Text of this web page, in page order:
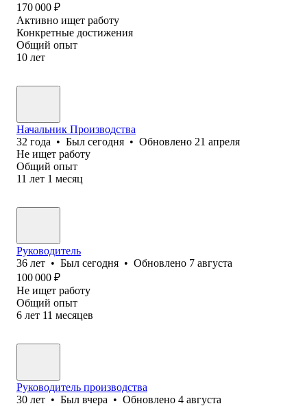
170 000 ₽
Активно ищет работу
Конкретные достижения
Общий опыт
10 лет
Начальник Производства
32 года • Был сегодня • Обновлено 21 апреля
Не ищет работу
Общий опыт
11 лет 1 месяц
Руководитель
36 лет • Был сегодня • Обновлено 7 августа
100 000 ₽
Не ищет работу
Общий опыт
6 лет 11 месяцев
Руководитель производства
30 лет • Был вчера • Обновлено 4 августа